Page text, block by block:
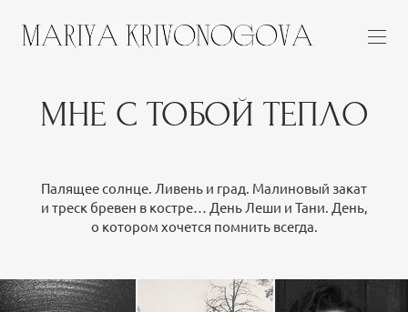
МНЕ С ТОБОЙ ТЕПЛО
Палящее солнце. Ливень и град. Малиновый закат
и треск бревен в костре… День Леши и Тани. День,
о котором хочется помнить всегда.